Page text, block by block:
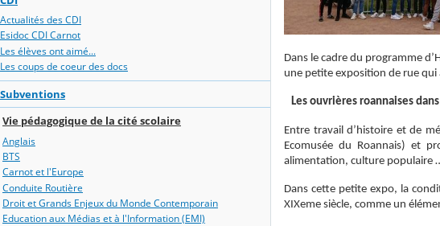
Actualités des CDI
Esidoc CDI Carnot
Les élèves ont aimé...
Les coups de coeur des docs
Subventions
Vie pédagogique de la cité scolaire
Anglais
BTS
Carnot et l'Europe
Conduite Routière
Droit et Grands Enjeux du Monde Contemporain
Education aux Médias et à l'Information (EMI)
Dans le cadre du programme
une petite exposition de rue qui
Les ouvrières roannaises
Entre travail d’histoire et de
Ecomusée du Roannais) et
alimentation, culture populaire
Dans cette petite expo, la
XIXeme siècle, comme un